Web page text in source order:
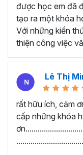
Kết thúc
Sheets
thạo:
Tổng quan về
việc nhóm
Google Sheets Cơ
chức năng cơ bản
Thu thập thông tin
dữ liệu
được học em đã
tạo ra một khóa
Với những kiến
thiện công việc
Lê Thị
rất hữu ích, cảm
cấp những khóa